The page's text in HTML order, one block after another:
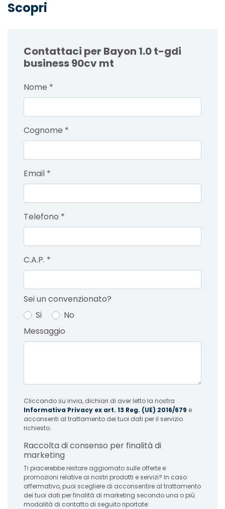
Scopri
Contattaci per Bayon 1.0 t-gdi
business 90cv mt
Nome *
Cognome *
Email *
Telefono *
C.A.P. *
Sei un convenzionato?
Si
No
Messaggio
Cliccando su invia, dichiari di aver letto la nostra
Informativa Privacy ex art. 13 Reg. (UE) 2016/679 e
acconsenti al trattamento dei tuoi dati per il servizio
richiesto.
Raccolta di consenso per finalità di
marketing
Ti piacerebbe restare aggiornato sulle offerte e
promozioni relative ai nostri prodotti e servizi? In caso
affermativo, puoi scegliere di acconsentire al trattamento
dei tuoi dati per finalità di marketing secondo una o più
modalità di contatto di seguito riportate: